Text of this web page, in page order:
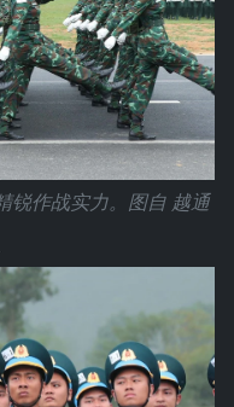
锐作战实力。图自 越通